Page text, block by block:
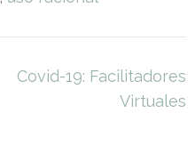
Covid-19: Facilitadores
Virtuales